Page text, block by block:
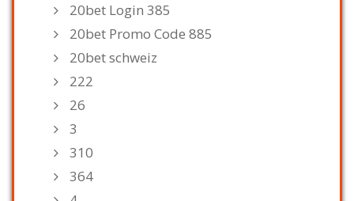
20bet Login 385
20bet Promo Code 885
20bet schweiz
222
26
3
310
364